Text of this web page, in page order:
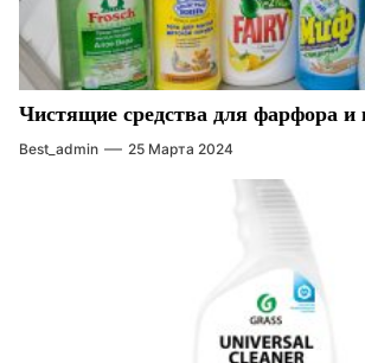
Чистящие средства для фарфора и
Best_admin 25 Марта 2024